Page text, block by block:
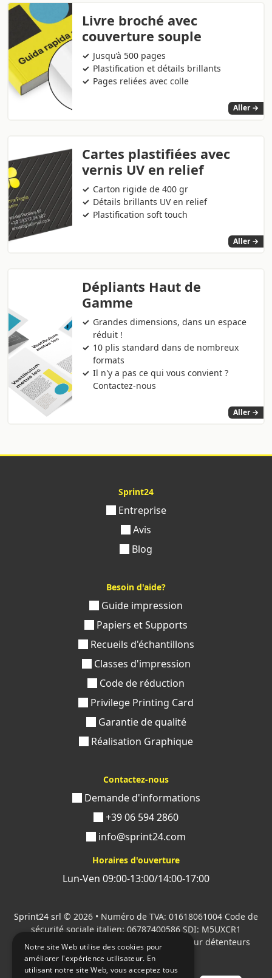
Livre broché avec
couverture souple
Jusqu’à 500 pages
Plastification et détails brillants
Pages reliées avec colle
Aller →
Cartes plastifiées avec
vernis UV en relief
Carton rigide de 400 gr
Détails brillants UV en relief
Plastification soft touch
Aller →
Dépliants Haut de
Gamme
Grandes dimensions, dans un espace
réduit !
10 plis standard dans de nombreux
formats
Il n'y a pas ce qui vous convient ?
Contactez-nous
Aller →
Sprint24
Entreprise
Avis
Blog
Besoin d'aide?
Guide impression
Papiers et Supports
Recueils d'échantillons
Classes d'impression
Code de réduction
Privilege Printing Card
Garantie de qualité
Réalisation Graphique
Contactez-nous
Demande d'informations
+39 06 594 2860
info@sprint24.com
Horaires d'ouverture
Lun-Ven 09:00-13:00/14:00-17:00
Sprint24 srl © 2026 • Numéro de TVA: 01618061004 Code de
sécurité sociale italien: 06787400586 SDI: M5UXCR1
Tous les logos cités sont la propriété de leur détenteurs
respectifs.
Notre site Web utilise des cookies pour
améliorer l'expérience utilisateur. En
utilisant notre site Web, vous acceptez tous